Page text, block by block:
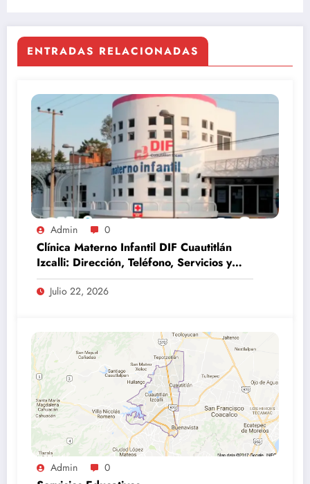
ENTRADAS RELACIONADAS
Admin 0
Clínica Materno Infantil DIF Cuautitlán
Izcalli: Dirección, Teléfono, Servicios y
Horarios (Guía 2026)
Julio 22, 2026
Admin 0